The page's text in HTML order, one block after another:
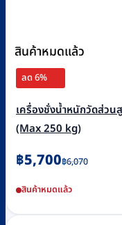
สินค้าหมดแล้ว
ลด 6%
เครื่องชั่งน้ำหนักวัดส่วน
(Max 250 kg)
฿6,070
Original
was:
฿6,070.
฿5,700
Current
is:
฿5,700.
สินค้าหมดแล้ว